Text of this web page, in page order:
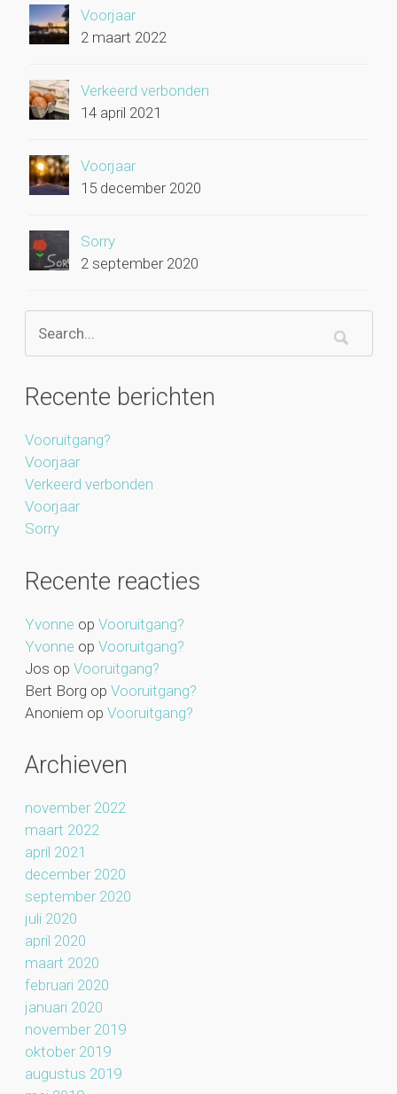
Voorjaar
2 maart 2022
Verkeerd verbonden
14 april 2021
Voorjaar
15 december 2020
Sorry
2 september 2020
Recente berichten
Vooruitgang?
Voorjaar
Verkeerd verbonden
Voorjaar
Sorry
Recente reacties
Yvonne op Vooruitgang?
Yvonne op Vooruitgang?
Jos op Vooruitgang?
Bert Borg op Vooruitgang?
Anoniem op Vooruitgang?
Archieven
november 2022
maart 2022
april 2021
december 2020
september 2020
juli 2020
april 2020
maart 2020
februari 2020
januari 2020
november 2019
oktober 2019
augustus 2019